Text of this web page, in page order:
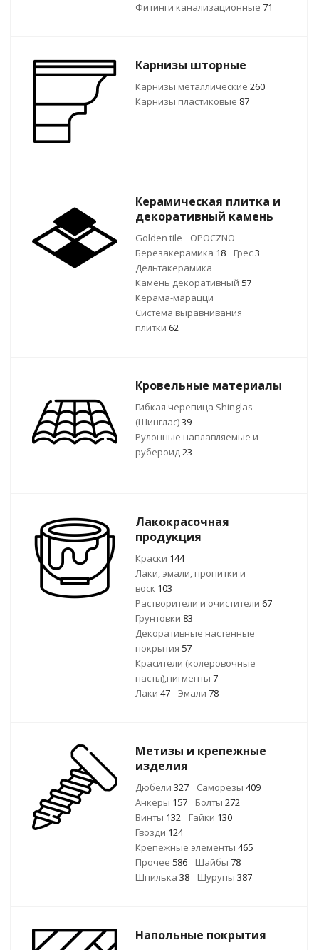
Фитинги канализационные 71
Карнизы шторные
Карнизы металлические 260
Карнизы пластиковые 87
Керамическая плитка и
декоративный камень
Golden tile
OPOCZNO
Березакерамика 18 Грес3
Дельтакерамика
Камень декоративный 57
Керама-марацци
Система выравнивания
плитки 62
Кровельные материалы
Гибкая черепица Shinglas
(Шинглас)39
Рулонные наплавляемые и
рубероид23
Лакокрасочная
продукция
Краски 144
Лаки, эмали, пропитки и
воск 103
Растворители и очистители 67
Грунтовки 83
Декоративные настенные
покрытия 57
Красители (колеровочные
пасты),пигменты 7
Лаки 47 Эмали 78
Метизы и крепежные
изделия
Дюбели 327 Саморезы 409
Анкеры 157 Болты 272
Винты 132 Гайки 130
Гвозди 124
Крепежные элементы 465
Прочее 586 Шайбы 78
Шпилька 38 Шурупы 387
Напольные покрытия